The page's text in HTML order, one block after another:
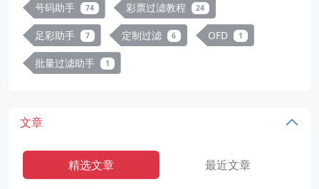
号码助手 74 彩票过滤教程 24
足彩助手 7 定制过滤 6 OFD 1
批量过滤助手 1
文章
精选文章 最近文章